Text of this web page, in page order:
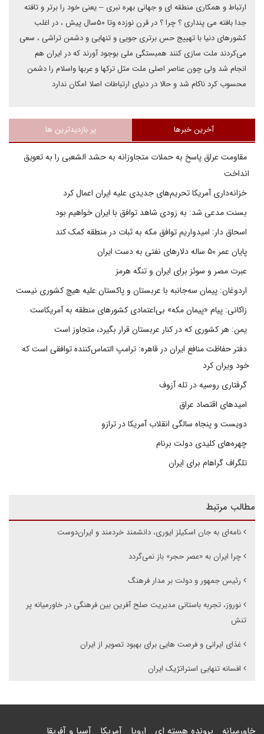
ارتباط و همکاری منطقه ای و جهانی بهره نبری -- یعنی خود را برتر و تافته
جدا بافته می پنداری ؟ چرا ؟ در قرن نوزده وتا ۵۰سال پیش ، در اغلب
کشورهای دنیا با تهییج حس برتری جویی و تنهایی و دشمن تراشی ، سعی
می‌کردند ملت سازی کنند همبستگی ملی بوجود آورند که در ایران هم
انجام شد ولی چون عناصر اصلی ملت مثل ترکها و عربها واسلام را دشمن
محسوب کرد ناکام شد و حالا در دنیای ارتباطات اصلا امکان ندارد
آخرین خبرها پر بازدیدترین ها
مقاومت عراق پاسخ به حملات متجاوزانه به حشد الشعبی را به تعویق
انداخت
خزانه‌داری آمریکا تحریم‌های جدیدی علیه ایران اعمال کرد
بسنت مدعی شد: به زودی شاهد توافق با ایران خواهیم بود
اسحاق دار: امیدواریم توافق مکه به ثبات در منطقه کمک کند
پایان عمر ۵۰ ساله دلارهای نفتی به دست ایران
عبرت مصر و سوئز برای ایران و تنگه هرمز
اردوغان: پیمان سه‌جانبه با عربستان و پاکستان علیه هیچ کشوری نیست
زاکانی: پیام «پیمان مکه» بی‌اعتمادی کشورهای منطقه به آمریکاست
یمن: هر کشوری که در کنار عربستان قرار بگیرد، متجاوز است
دفتر حفاظت منافع ایران در قاهره: ترامپ التماس‌کننده توافقی است که
خود ویران کرد
گرفتاری روسیه در تله آزوف
امیدهای اقتصاد عراق
دویست و پنجاه سالگی انقلاب آمریکا در ترازو
چهره‌های کلیدی دولت برنام
تلگراف گراهام برای ایران
مطالب مرتبط
نامه‌ای به جان اسکیلز ایوری، دانشمند خردمند و ایران‌دوست
چرا ایران به «عصر حجر» باز نمی‌گردد
رئیس جمهور و دولت بر مدار فرهنگ
نوروز، تجربه‌ باستانی مدیریت صلح آفرین بین فرهنگی در خاورمیانه پر
تنش
غذای ایرانی و فرصت هایی برای بهبود تصویر از ایران
افسانه تنهایی استراتژیک ایران
خاورمیانه پرونده هسته ای اروپا آمریکا آسیا و آفریقا